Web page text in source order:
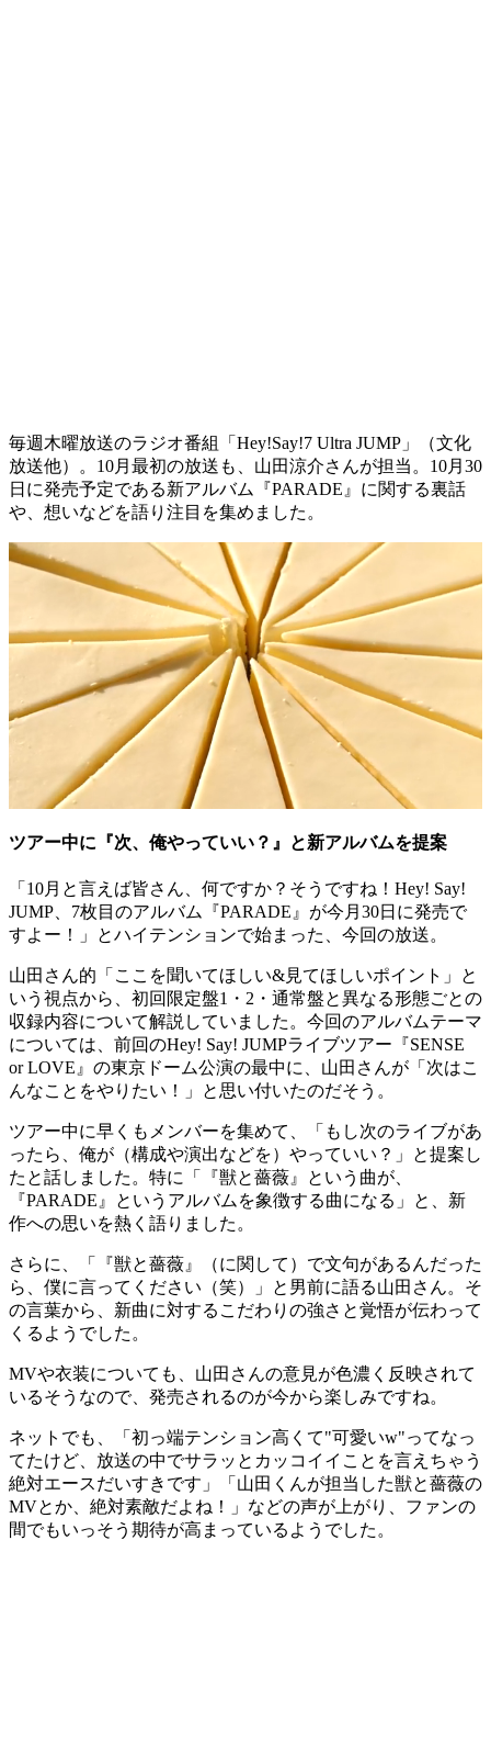
毎週木曜放送のラジオ番組「Hey!Say!7 Ultra JUMP」（文化
放送他）。10月最初の放送も、山田涼介さんが担当。10月30
日に発売予定である新アルバム『PARADE』に関する裏話
や、想いなどを語り注目を集めました。
ツアー中に『次、俺やっていい？』と新アルバムを提案
「10月と言えば皆さん、何ですか？そうですね！Hey! Say!
JUMP、7枚目のアルバム『PARADE』が今月30日に発売で
すよー！」とハイテンションで始まった、今回の放送。
山田さん的「ここを聞いてほしい&見てほしいポイント」と
いう視点から、初回限定盤1・2・通常盤と異なる形態ごとの
収録内容について解説していました。今回のアルバムテーマ
については、前回のHey! Say! JUMPライブツアー『SENSE
or LOVE』の東京ドーム公演の最中に、山田さんが「次はこ
んなことをやりたい！」と思い付いたのだそう。
ツアー中に早くもメンバーを集めて、「もし次のライブがあ
ったら、俺が（構成や演出などを）やっていい？」と提案し
たと話しました。特に「『獣と薔薇』という曲が、
『PARADE』というアルバムを象徴する曲になる」と、新
作への思いを熱く語りました。
さらに、「『獣と薔薇』（に関して）で文句があるんだった
ら、僕に言ってください（笑）」と男前に語る山田さん。そ
の言葉から、新曲に対するこだわりの強さと覚悟が伝わって
くるようでした。
MVや衣装についても、山田さんの意見が色濃く反映されて
いるそうなので、発売されるのが今から楽しみですね。
ネットでも、「初っ端テンション高くて"可愛いw"ってなっ
てたけど、放送の中でサラッとカッコイイことを言えちゃう
絶対エースだいすきです」「山田くんが担当した獣と薔薇の
MVとか、絶対素敵だよね！」などの声が上がり、ファンの
間でもいっそう期待が高まっているようでした。